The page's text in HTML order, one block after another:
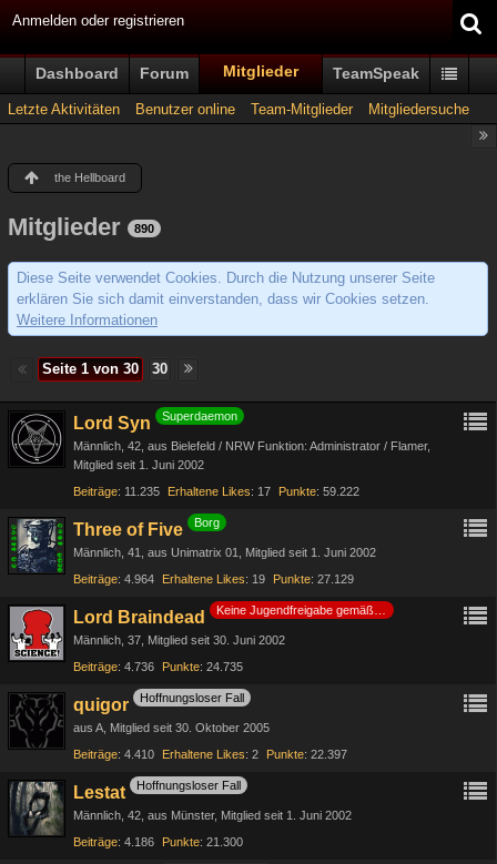
Anmelden oder registrieren
Dashboard Forum Mitglieder TeamSpeak
Letzte Aktivitäten Benutzer online Team-Mitglieder Mitgliedersuche
the Hellboard
Mitglieder 890
Diese Seite verwendet Cookies. Durch die Nutzung unserer Seite
erklären Sie sich damit einverstanden, dass wir Cookies setzen.
Weitere Informationen
Seite 1 von 30 30
Lord Syn Superdaemon
Männlich 42 aus Bielefeld / NRW Funktion: Administrator / Flamer
Mitglied seit 1. Juni 2002
Beiträge 11.235 Erhaltene Likes 17 Punkte 59.222
Three of Five Borg
Männlich 41 aus Unimatrix 01
Mitglied seit 1. Juni 2002
Beiträge 4.964 Erhaltene Likes 19 Punkte 27.129
Lord Braindead
Männlich 37 Mitglied seit 30. Juni 2002
Beiträge 4.736 Punkte 24.735
quigor Hoffnungsloser Fall
aus A Mitglied seit 30. Oktober 2005
Beiträge 4.410 Erhaltene Likes 2 Punkte 22.397
Lestat Hoffnungsloser Fall
Männlich 42 aus Münster Mitglied seit 1. Juni 2002
Beiträge 4.186 Punkte 21.300